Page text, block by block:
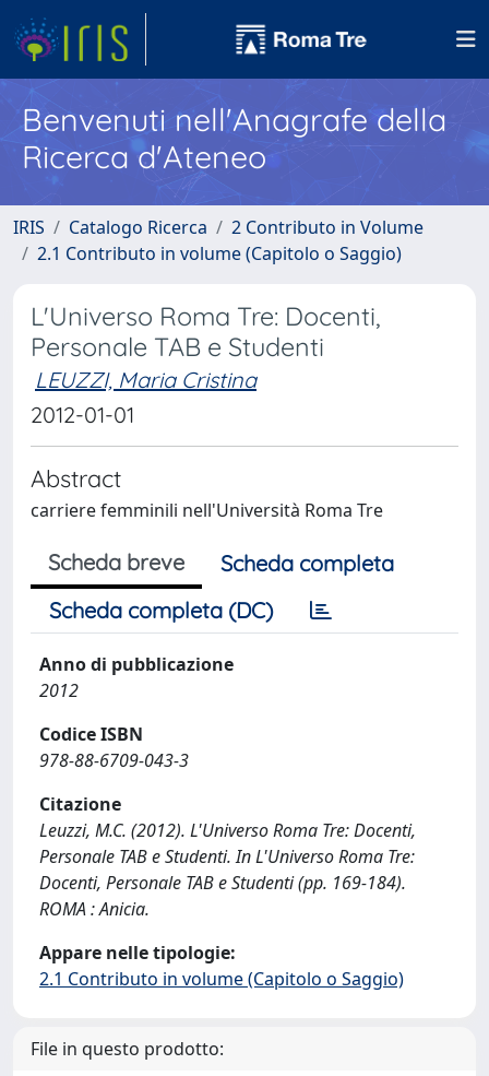
Benvenuti nell'Anagrafe della
Ricerca d'Ateneo
IRIS Catalogo Ricerca
2 Contributo in Volume
2.1 Contributo in volume (Capitolo o Saggio)
L'Universo Roma Tre: Docenti,
Personale TAB e Studenti
LEUZZI, Maria Cristina
2012-01-01
Abstract
carriere femminili nell'Università Roma Tre
Scheda breve
Scheda completa
Scheda completa (DC)
Anno di pubblicazione
2012
Codice ISBN
978-88-6709-043-3
Citazione
Leuzzi, M.C. (2012). L'Universo Roma Tre: Docenti,
Personale TAB e Studenti. In L'Universo Roma Tre:
Docenti, Personale TAB e Studenti (pp. 169-184).
ROMA : Anicia.
Appare nelle tipologie:
2.1 Contributo in volume (Capitolo o Saggio)
File in questo prodotto: